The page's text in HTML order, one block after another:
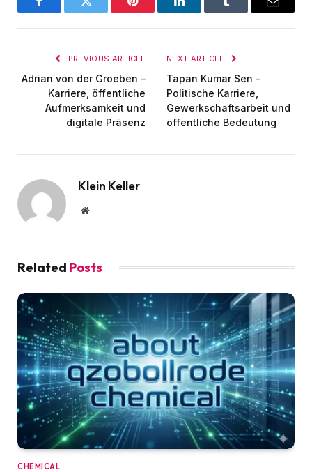
FacebookTwitter Pinterest LinkedInTumblr Email
PREVIOUS ARTICLE
Adrian von der Groeben –
Karriere, öffentliche
Aufmerksamkeit und
digitale Präsenz
NEXT ARTICLE
Tapan Kumar Sen –
Politische Karriere,
Gewerkschaftsarbeit und
öffentliche Bedeutung
Klein Keller
Website
Related Posts
CHEMICAL